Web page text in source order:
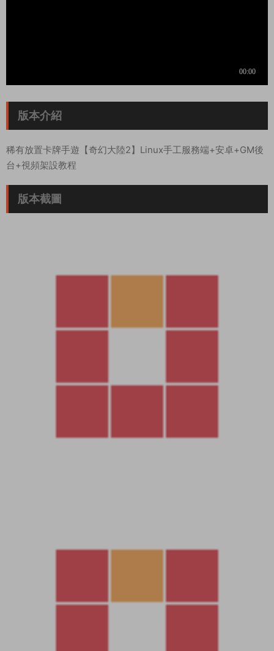
版本介紹
稀有放置卡牌手遊【奇幻大陸2】Linux手工服務端+安卓+GM後
台+視頻架設教程
版本截圖